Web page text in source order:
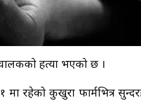
हत्या भएको छ ।
मा रहेको कुखुरा फार्मभित्र